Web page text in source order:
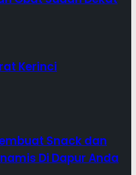
Kerinci
Snack dan
Di Dapur Anda